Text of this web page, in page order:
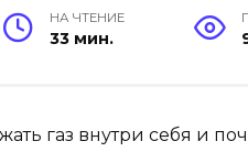
НА ЧТЕНИЕ
33 мин.